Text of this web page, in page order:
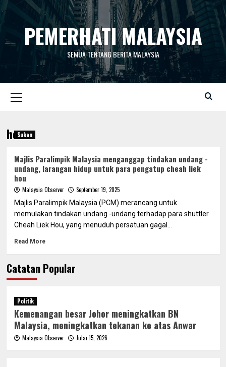
Skip
contentPEMERHATI MALAYSIA
SEMUA TENTANG BERITA MALAYSIA
Menu
houSukan
Majlis Paralimpik Malaysia menganggap tindakan undang -
undang, larangan hidup untuk para pengatup cheah liek
hou
Malaysia Observer
September 19, 2025
Majlis Paralimpik Malaysia (PCM) merancang untuk
memulakan tindakan undang -undang terhadap para shuttler
Cheah Liek Hou, yang menuduh persatuan gagal...
Read More
Catatan Popular
Politik
Kemenangan besar Johor meningkatkan BN
Malaysia, meningkatkan tekanan ke atas Anwar
Malaysia Observer Julai 15, 2026